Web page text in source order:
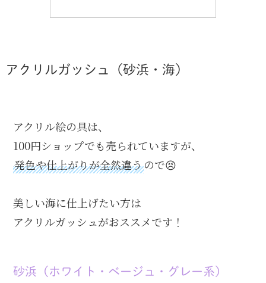
アクリルガッシュ（砂浜・海）
アクリル絵の具は、
100円ショップでも売られていますが、
発色や仕上がりが全然違うので😣
美しい海に仕上げたい方は
アクリルガッシュがおススメです！
砂浜（ホワイト・ベージュ・グレー系）